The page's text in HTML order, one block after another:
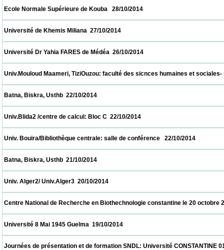
Ecole Normale Supérieure de Kouba   28/10/2014
Université de Khemis Miliana  27/10/2014
Université Dr Yahia FARES de Médéa  26/10/2014
Univ.Mouloud Maameri, TiziOuzou: faculté des sicnces humaines et
Batna, Biskra, Usthb  22/10/2014
Univ.Blida2 /centre de calcul: Bloc C  22/10/2014
Univ. Bouira/Bibliothèque centrale: salle de conférence   22/10/
Batna, Biskra, Usthb  21/10/2014
Univ. Alger2/ Univ.Alger3  20/10/2014
Centre National de Recherche en Biothechnologie constantine le
Université 8 Mai 1945 Guelma  19/10/2014
Journées de présentation et de formation SNDL: Université